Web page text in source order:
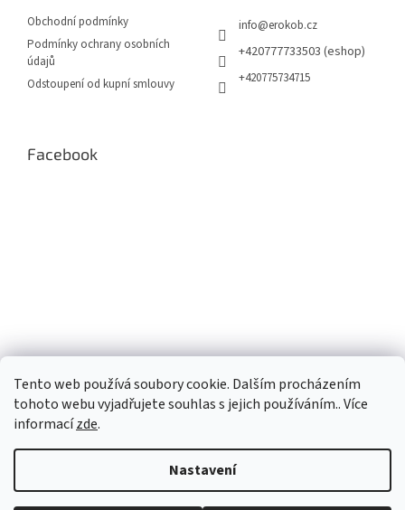
Tento web používá soubory cookie. Dalším procházením
tohoto webu vyjadřujete souhlas s jejich používáním.. Více
informacízde.
Nastavení
Obchodní podmínky
Podmínky ochrany osobních
údajů
Odstoupení od kupní smlouvy
info@erokob.cz
+420777733503 (eshop)
+420775734715
Facebook
Vytvořil Shoptet